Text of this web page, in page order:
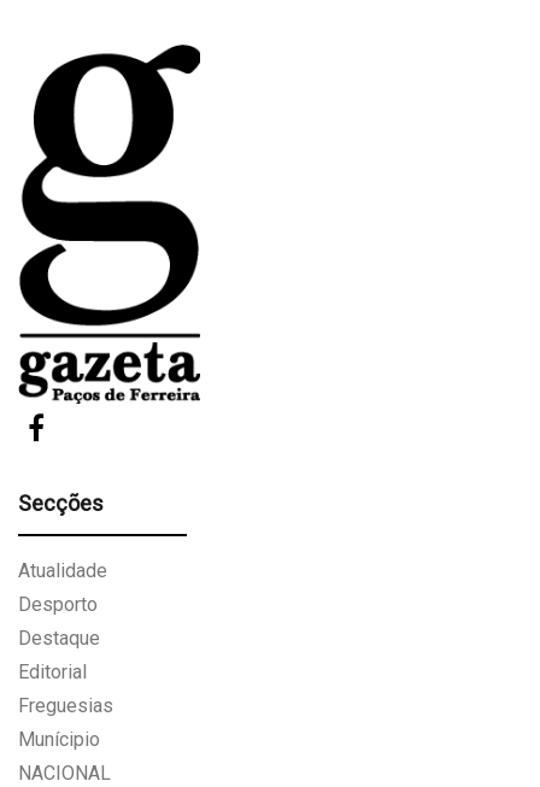
Secções
Atualidade
Desporto
Destaque
Editorial
Freguesias
Munícipio
NACIONAL